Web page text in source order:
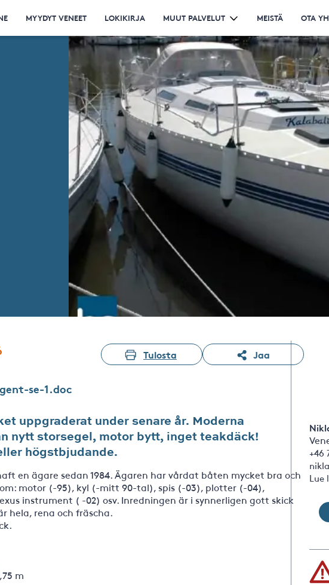
MYYDYT VENEET LOKIKIRJA MUUT PALVELUT MEISTÄ OTA
Tulosta Jaa
se-1.doc
uppgraderat under senare år. Moderna
nytt storsegel, motor bytt, inget teakdäck!
högstbjudande.
en ägare sedan 1984. Ägaren har vårdat båten mycket bra och
motor (-95), kyl (-mitt 90-tal), spis (-03), plotter (-04),
instrument ( -02) osv. Inredningen är i synnerligen gott skick
hela, rena och fräscha.
m
+46
Lue